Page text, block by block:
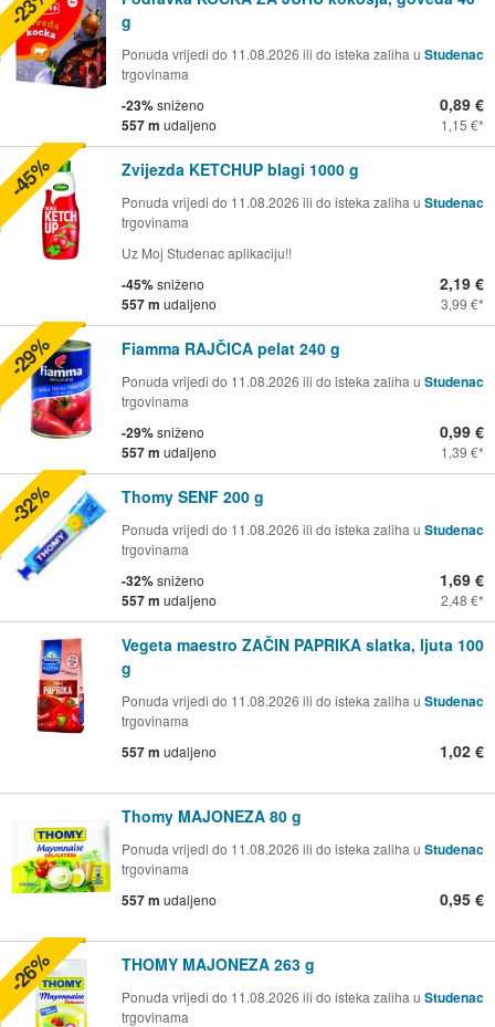
g
Ponuda vrijedi do 11.08.2026 ili do isteka zaliha u Studenac
trgovinama
-23%sniženo
557 m udaljeno
0,89 €
1,15 €
Zvijezda KETCHUP blagi 1000 g
Ponuda vrijedi do 11.08.2026 ili do isteka zaliha u Studenac
trgovinama
Uz Moj Studenac aplikaciju!!
-45%sniženo
557 m udaljeno
2,19 €
3,99 €
-45%
Fiamma RAJČICA pelat 240 g
Ponuda vrijedi do 11.08.2026 ili do isteka zaliha u Studenac
trgovinama
-29%sniženo
557 m udaljeno
0,99 €
1,39 €
-29%
Thomy SENF 200 g
Ponuda vrijedi do 11.08.2026 ili do isteka zaliha u Studenac
trgovinama
-32%sniženo
557 m udaljeno
1,69 €
2,48 €
-32%
Vegeta maestro ZAČIN PAPRIKA slatka, ljuta 100
g
Ponuda vrijedi do 11.08.2026 ili do isteka zaliha u Studenac
trgovinama
557 m udaljeno 1,02 €
Thomy MAJONEZA 80 g
Ponuda vrijedi do 11.08.2026 ili do isteka zaliha u Studenac
trgovinama
557 m udaljeno 0,95 €
THOMY MAJONEZA 263 g
Ponuda vrijedi do 11.08.2026 ili do isteka zaliha u Studenac
trgovinama
-26%